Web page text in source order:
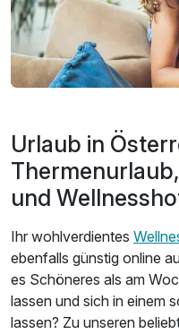
Urlaub in
und
Ihr wohlverdientes
ebenfalls günstig online
es Schöneres als am
lassen und sich in einem
lassen? Zu unseren